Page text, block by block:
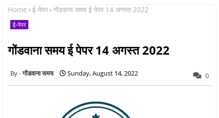
Home ई-पेपर गोंडवाना समय ई पेपर 14 अगस्त 2022
ई-पेपर
गोंडवाना समय ई पेपर 14 अगस्त 2022
गोंडवाना समय Sunday, August 14, 2022 0